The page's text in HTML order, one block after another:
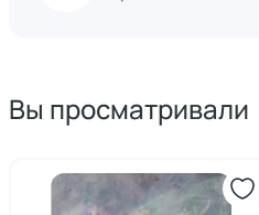
Вы просматривали